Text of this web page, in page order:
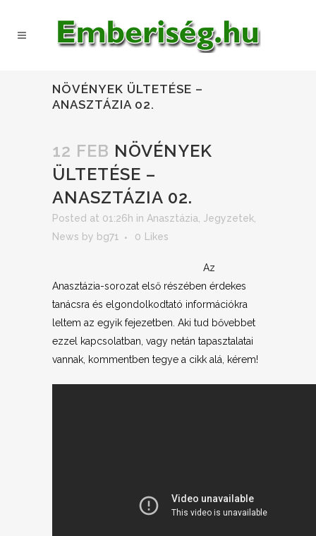
NÖVÉNYEK ÜLTETÉSE –
ANASZTÁZIA 02.
12 FEB NÖVÉNYEK
ÜLTETÉSE –
ANASZTÁZIA 02.
Posted at 01:26h in Anasztázia Jegyzetek
News by bg71 0 Likes
Az
Anasztázia-sorozat első részében érdekes
tanácsra és elgondolkodtató információkra
leltem az egyik fejezetben. Aki tud bővebbet
ezzel kapcsolatban, vagy netán tapasztalatai
vannak, kommentben tegye a cikk alá, kérem!